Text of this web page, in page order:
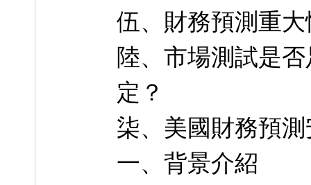
伍、財務預測重
陸、市場測試是
定？
柒、美國財務預
一、背景介紹